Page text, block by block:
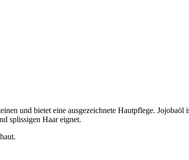
und bietet eine ausgezeichnete Hautpflege. Jojobaöl
splissigen Haar eignet.